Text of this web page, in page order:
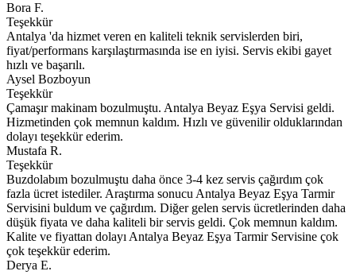
Bora F.
Teşekkür
Antalya 'da hizmet veren en kaliteli teknik servislerden biri,
fiyat/performans karşılaştırmasında ise en iyisi. Servis ekibi gayet
hızlı ve başarılı.
Aysel Bozboyun
Teşekkür
Çamaşır makinam bozulmuştu. Antalya Beyaz Eşya Servisi geldi.
Hizmetinden çok memnun kaldım. Hızlı ve güvenilir olduklarından
dolayı teşekkür ederim.
Mustafa R.
Teşekkür
Buzdolabım bozulmuştu daha önce 3-4 kez servis çağırdım çok
fazla ücret istediler. Araştırma sonucu Antalya Beyaz Eşya Tarmir
Servisini buldum ve çağırdım. Diğer gelen servis ücretlerinden daha
düşük fiyata ve daha kaliteli bir servis geldi. Çok memnun kaldım.
Kalite ve fiyattan dolayı Antalya Beyaz Eşya Tarmir Servisine çok
çok teşekkür ederim.
Derya E.